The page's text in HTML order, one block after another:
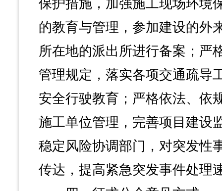
保护措施，加强施工现场环境
的教育与管理，参加建设的外
所在地的派出所进行备案；严
管理规定，落实各项交通疏导
安全行驶教育；严格依法、依
施工单位管理，完善项目建设
稳定风险协调部门，对突发性
传达，提高紧急突发事件处理